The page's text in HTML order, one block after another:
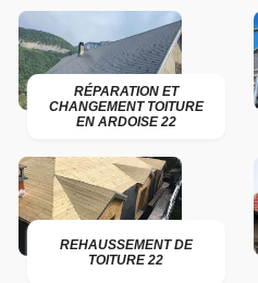
RÉPARATION ET
CHANGEMENT TOITURE
EN ARDOISE 22
REHAUSSEMENT DE
TOITURE 22